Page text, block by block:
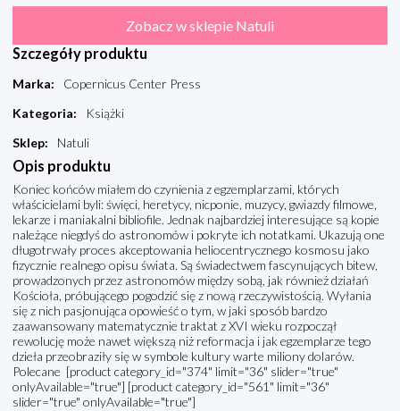
Zobacz w sklepie Natuli
Szczegóły produktu
Marka:
Copernicus Center Press
Kategoria:
Książki
Sklep: Natuli
Opis produktu
Koniec końców miałem do czynienia z eg­zemplarzami, których
właścicielami byli: święci, heretycy, nic­ponie, muzycy, gwiazdy filmowe,
lekarze i maniakalni bibliofile. Jednak najbardziej interesujące są kopie
należące niegdyś do astronomów i pokryte ich notatkami. Ukazują one
długo­trwały proces akceptowania heliocentrycznego kosmosu jako
fizycznie realnego opisu świata. Są świadectwem fascynu­jących bitew,
prowadzonych przez astronomów między sobą, jak również działań
Kościoła, próbującego pogodzić się z nową rzeczywistością. Wyłania
się z nich pasjonująca opowieść o tym, w jaki sposób bardzo
zaawanso­wany matematycznie traktat z XVI wieku rozpoczął
rewolucję może nawet większą niż reformacja i jak egzemplarze tego
dzieła prze­obraziły się w symbole kultury warte miliony dolarów.
Polecane [product category_id="374" limit="36" slider="true"
onlyAvailable="true"] [product category_id="561" limit="36"
slider="true" onlyAvailable="true"]